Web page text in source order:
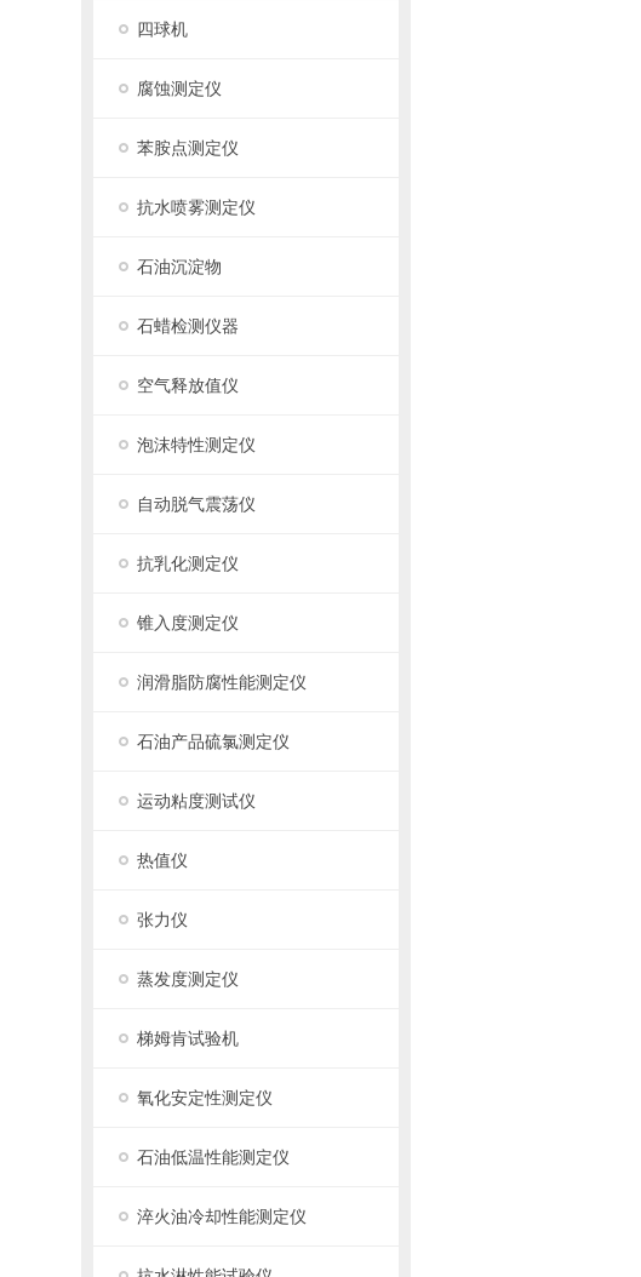
四球机
腐蚀测定仪
苯胺点测定仪
抗水喷雾测定仪
石油沉淀物
石蜡检测仪器
空气释放值仪
泡沫特性测定仪
自动脱气震荡仪
抗乳化测定仪
锥入度测定仪
润滑脂防腐性能测定仪
石油产品硫氯测定仪
运动粘度测试仪
热值仪
张力仪
蒸发度测定仪
梯姆肯试验机
氧化安定性测定仪
石油低温性能测定仪
淬火油冷却性能测定仪